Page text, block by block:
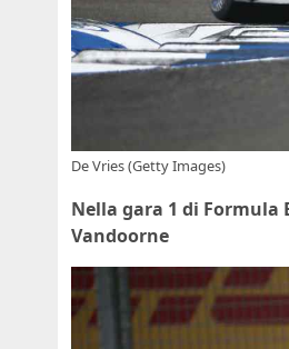
De Vries (Getty Images)
Nella gara 1 di Formula
Vandoorne